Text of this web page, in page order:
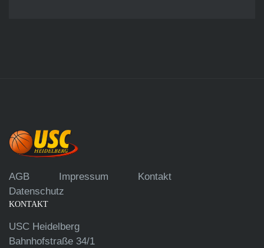
AGB Impressum
Kontakt
Datenschutz
KONTAKT
USC Heidelberg
Bahnhofstraße 34/1